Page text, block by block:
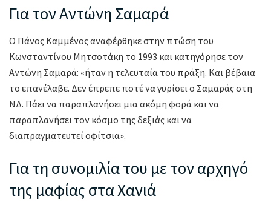
Για τον Αντώνη Σαμαρά
Ο Πάνος Καμμένος αναφέρθηκε στην πτώση του
Κωνσταντίνου Μητσοτάκη το 1993 και κατηγόρησε τον
Αντώνη Σαμαρά: «ήταν η τελευταία του πράξη. Και βέβαια
το επανέλαβε. Δεν έπρεπε ποτέ να γυρίσει ο Σαμαράς στη
ΝΔ. Πάει να παραπλανήσει μια ακόμη φορά και να
παραπλανήσει τον κόσμο της δεξιάς και να
διαπραγματευτεί οφίτσια».
Για τη συνομιλία του με τον αρχηγό
της μαφίας στα Χανιά